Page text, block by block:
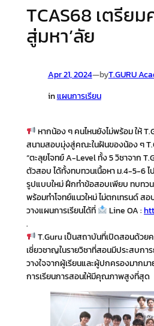
TCAS68 เตรีย
สู่มหา’ลัย
Apr 21, 2024—byT.GURU
inแผนการเรียน
หากน้อง ๆ คนไหนยังไม่พร้อม ให้
สนามสอบมุ่งสู่คณะในฝันของน้อง ๆ
“ตะลุยโจทย์ A-Level ทั้ง 5 วิชาจาก
ตัวสอบ ได้ทั้งทบทวนเนื้อหา ม.4-5-6
รูปแบบใหม่ ฝึกทำข้อสอบเพียบ ทบทว
พร้อมทำโจทย์แนวใหม่ ไม่ตกเทรนด์ สอ
วางแผนการเรียนได้ที่
Line OA :
.
T.Guru เป็นสถาบันที่เปิดสอนด้วย
เชี่ยวชาญในรายวิชาที่สอนมีประสบกา
วางใจจากผู้เรียนและผู้ปกครองมากม
การเรียนการสอนให้มีคุณภาพสูงที่สุด